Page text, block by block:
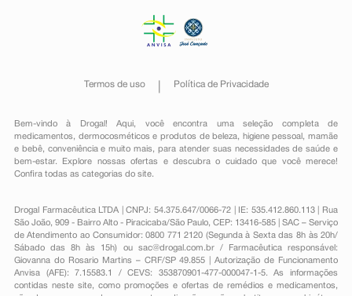
Termos de uso Política de Privacidade
Bem-vindo à Drogal! Aqui, você encontra uma seleção completa de
medicamentos , dermocosméticos e produtos de beleza, higiene pessoal ,mamãe
e bebê, conveniênciae muito mais, para atender suas necessidades de saúde e
bem-estar. Explore nossas ofertas e descubra o cuidado que você merece!
Confira todas as categorias do site.
Drogal Farmacêutica LTDA | CNPJ: 54.375.647/0066-72 | IE: 535.412.860.113 | Rua
São João, 909 - Bairro Alto - Piracicaba/São Paulo, CEP: 13416-585 | SAC – Serviço
de Atendimento ao Consumidor: 0800 771 2120 (Segunda à Sexta das 8h às 20h/
Sábado das 8h às 15h) ou sac@drogal.com.br/ Farmacêutica responsável:
Giovanna do Rosario Martins – CRF/SP 49.855 | Autorização de Funcionamento
Anvisa (AFE): 7.15583.1 / CEVS: 353870901-477-000047-1-5. As informações
contidas neste site, como promoções e ofertas de remédios e medicamentos,